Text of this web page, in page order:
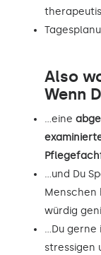
Also
Wenn
…eine
…und Du
Menschen
würdig
…Du gerne
stressigen